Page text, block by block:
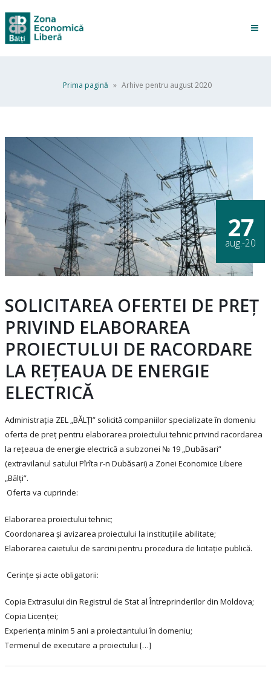
Prima pagină » Arhive pentru august 2020
27
aug.-20
SOLICITAREA OFERTEI DE PREȚ
PRIVIND ELABORAREA
PROIECTULUI DE RACORDARE
LA REȚEAUA DE ENERGIE
ELECTRICĂ
Administrația ZEL „BĂLȚI” solicită companiilor specializate în domeniu
oferta de preț pentru elaborarea proiectului tehnic privind racordarea
la rețeaua de energie electrică a subzonei № 19 „Dubăsari”
(extravilanul satului Pîrîta r-n Dubăsari) a Zonei Economice Libere
„Bălți”.
Oferta va cuprinde:
Elaborarea proiectului tehnic;
Coordonarea și avizarea proiectului la instituțiile abilitate;
Elaborarea caietului de sarcini pentru procedura de licitație publică.
Cerințe și acte obligatorii:
Copia Extrasului din Registrul de Stat al Întreprinderilor din Moldova;
Copia Licenței;
Experiența minim 5 ani a proiectantului în domeniu;
Termenul de executare a proiectului […]